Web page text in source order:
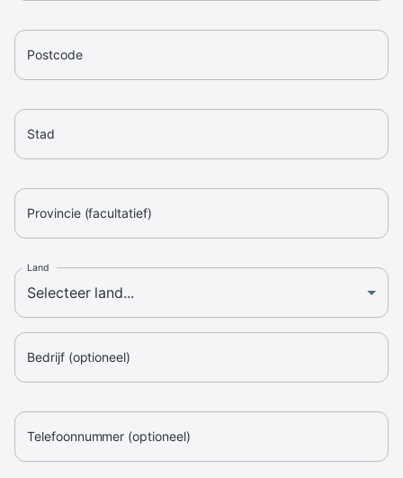
Postcode
Stad
Provincie (facultatief)
Land
Bedrijf (optioneel)
Telefoonnummer (optioneel)